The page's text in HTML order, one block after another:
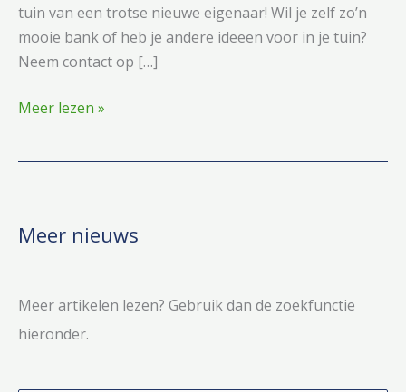
tuin van een trotse nieuwe eigenaar! Wil je zelf zo’n
mooie bank of heb je andere ideeen voor in je tuin?
Neem contact op […]
Nieuw
Zelfgemaakte
Meer lezen »
Meer nieuws
Meer artikelen lezen? Gebruik dan de zoekfunctie
hieronder.